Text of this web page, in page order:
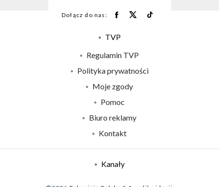
Dołącz do nas:
TVP
Centrum informacji TVP
Naziemna Telewizja Cyfrowa
Regulamin TVP
Polityka prywatności
Moje zgody
Pomoc
Biuro reklamy
Kontakt
Kanały